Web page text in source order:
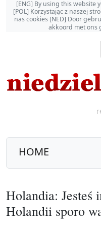
[ENG] By using this website
[POL] Korzystając z naszej
nas cookies [NED] Door
akkoord met ons
HOME
Holandia:
Holandii sporo